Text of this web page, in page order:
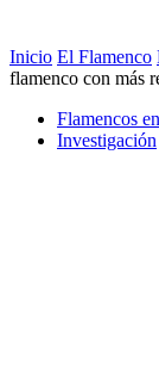
Inicio El Flamenco
flamenco con más
Flamencos
Investigación